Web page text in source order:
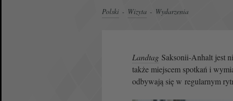
Polski Wizyta Wydarzenia
Landtag Saksonii-Anhalt jest
także miejscem spotkań i
odbywają się w regularnym